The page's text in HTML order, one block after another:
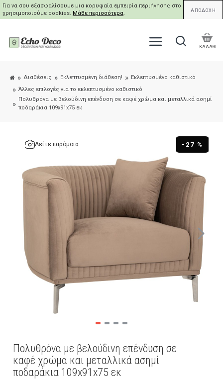
Για να σου εξασφαλίσουμε μια κορυφαία εμπειρία περιήγησης στο site μας,
χρησιμοποιούμε cookies. Μάθε περισσότερα. ΑΠΟΔΟΧΗ
ΚΑΛΑΘΙ
Διαθέσεις Εκλεπτυσμένη διάθεση!
Εκλεπτυσμένο καθιστικό
Άλλες επιλογές για το εκλεπτυσμένο καθιστικό
Πολυθρόνα με βελούδινη επένδυση σε καφέ χρώμα και μεταλλικά ασημί
ποδαράκια 109x91x75 εκ
-27 %
Δείτε παρόμοια
Πολυθρόνα με βελούδινη επένδυση σε
καφέ χρώμα και μεταλλικά ασημί
ποδαράκια 109x91x75 εκ